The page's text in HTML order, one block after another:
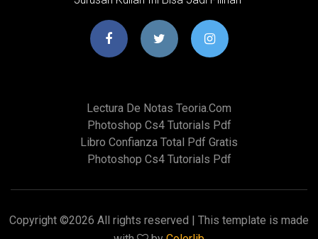
Lectura De Notas Teoria.com
Photoshop Cs4 Tutorials Pdf
Libro Confianza Total Pdf Gratis
Photoshop Cs4 Tutorials Pdf
Copyright ©2026 All rights reserved | This template is made